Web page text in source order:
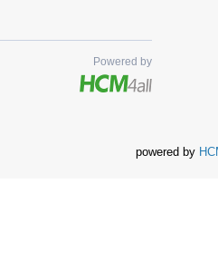
Powered by
powered by